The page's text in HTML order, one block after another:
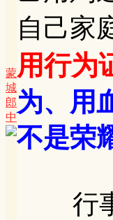
蒙
城
郎
中
自己家
用行为
为、用
不是荣
行事